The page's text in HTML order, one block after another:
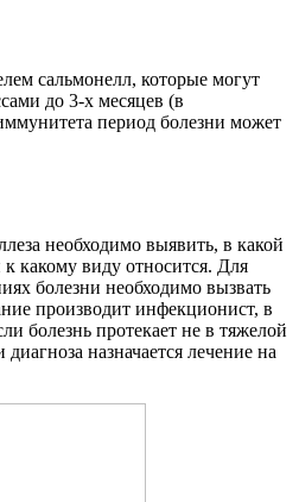
сальмонелл, которые могут
до 3-х месяцев (в
период болезни может
необходимо выявить, в какой
к какому виду относится. Для
болезни необходимо вызвать
производит инфекционист, в
болезнь протекает не в тяжелой
назначается лечение на